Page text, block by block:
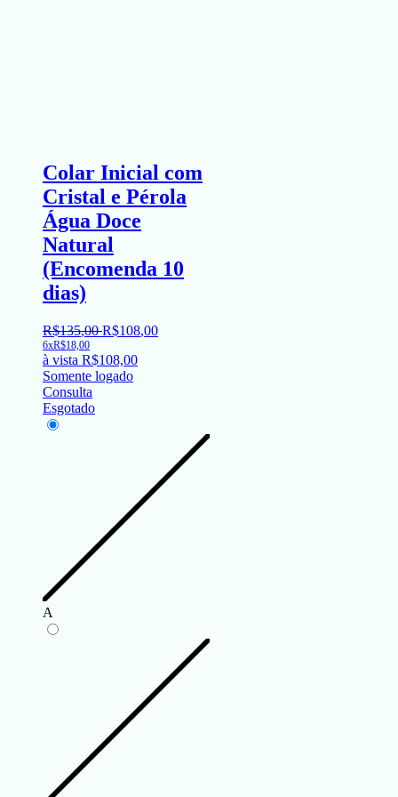
Colar Inicial com
Cristal e Pérola
Água Doce
Natural
(Encomenda 10
dias)
R$135,00 R$108,00
6xR$18,00
à vista R$108,00
Somente logado
Consulta
Esgotado
A